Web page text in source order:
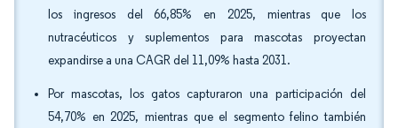
los ingresos del 66,85% en 2025, mientras que los
nutracéuticos y suplementos para mascotas proyectan
expandirse a una CAGR del 11,09% hasta 2031.
Por mascotas, los gatos capturaron una participación del
54,70% en 2025, mientras que el segmento felino también